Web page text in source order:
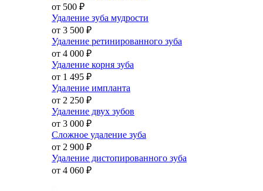
от 500 ₽
Удаление зуба мудрости
от 3 500 ₽
Удаление ретинированного зуба
от 4 000 ₽
Удаление корня зуба
от 1 495 ₽
Удаление импланта
от 2 250 ₽
Удаление двух зубов
от 3 000 ₽
Сложное удаление зуба
от 2 900 ₽
Удаление дистопированного зуба
от 4 060 ₽